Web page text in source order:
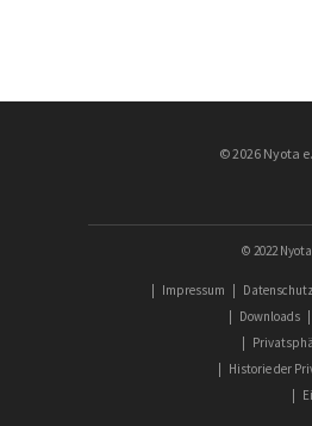
© 2026 Nyota
© 2022
Impressum
Downloads
Historie der